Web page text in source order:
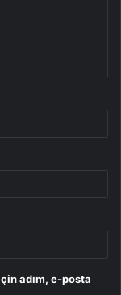
adım, e-posta